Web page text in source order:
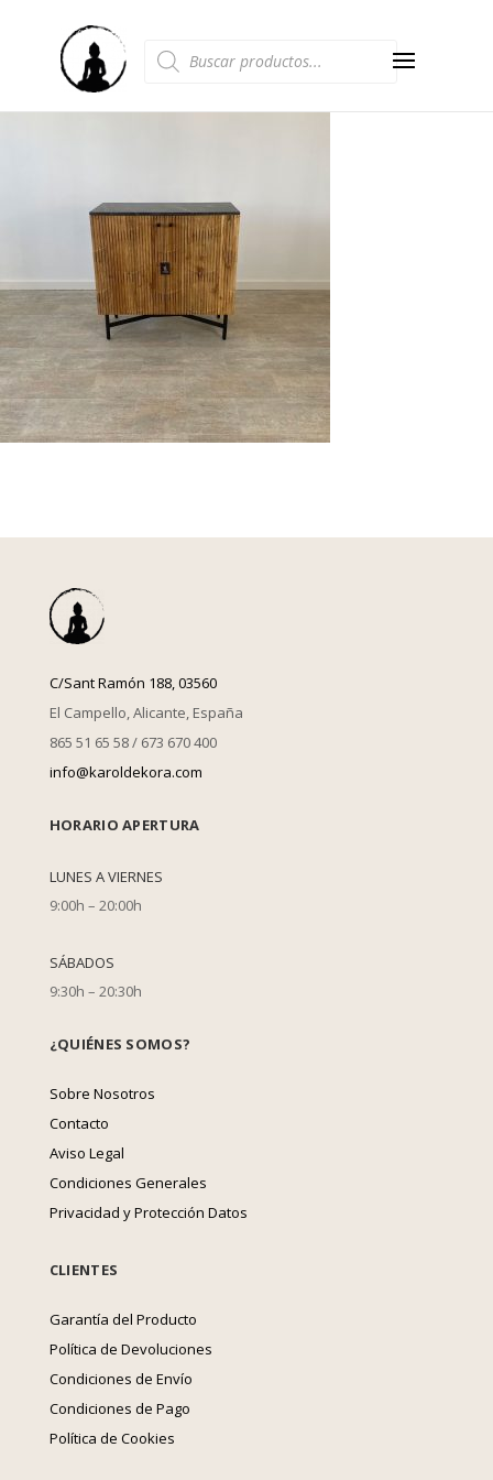
de
productos
C/Sant Ramón 188, 03560
El Campello, Alicante, España
865 51 65 58 / 673 670 400
info@karoldekora.com
HORARIO APERTURA
LUNES A VIERNES
9:00h – 20:00h
SÁBADOS
9:30h – 20:30h
¿QUIÉNES SOMOS?
Sobre Nosotros
Contacto
Aviso Legal
Condiciones Generales
Privacidad y Protección Datos
CLIENTES
Garantía del Producto
Política de Devoluciones
Condiciones de Envío
Condiciones de Pago
Política de Cookies